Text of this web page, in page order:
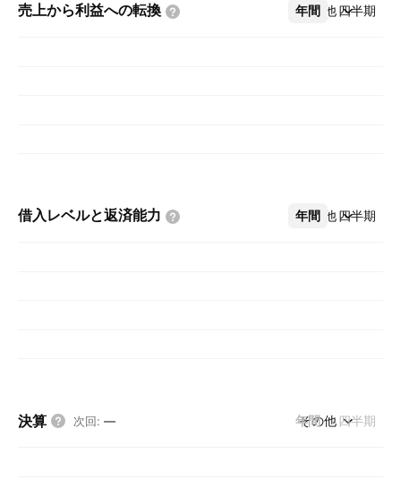
売上から利益への転換 年間 四半期
その他
借入レベルと返済能力 年間 四半期
その他
決算 次回: — 年間 四半期
その他